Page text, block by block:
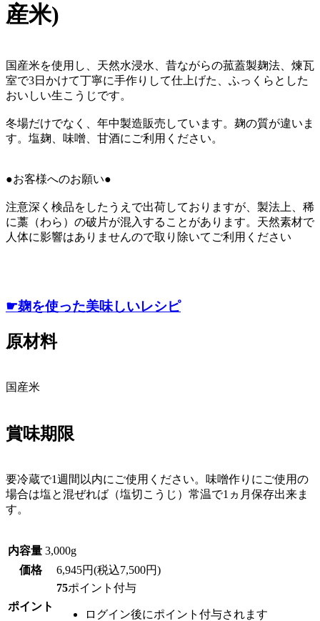
産米)
国産米を使用し、天然水浸水、昔ながらの菰蓋製麹法、煉瓦
室で3日かけて丁寧に手作りして仕上げた、ふっくらとした
おいしい生こうじです。
冬場だけでなく、年中製造販売しています。麹の質が違いま
す。塩麹、味噌、甘酒にご利用ください。
●お客様へのお願い●
注意深く検品をしたうえで出荷しておりますが、製法上、稀
に藁（わら）の破片が混入することがあります。天然素材で
人体に影響はありませんので取り除いてご利用ください
☛麹を使った美味しいレシピ
原材料
国産米
賞味期限
要冷蔵で1週間以内にご使用ください。味噌作りにご使用の
場合は塩と混ぜれば（塩切こうじ）常温で1ヵ月保存出来ま
す。
内容量 3,000g
価格
6,945円(税込7,500円)
ポイント
75ポイント付与
ログイン後にポイント付与されます